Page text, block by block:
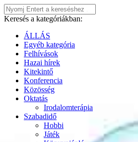
Keresés a kategóriákban:
ÁLLÁS
Egyéb kategória
Felhívások
Hazai hírek
Kitekintő
Konferencia
Közösség
Oktatás
Irodalomterápia
Szabadidő
Hobbi
Játék